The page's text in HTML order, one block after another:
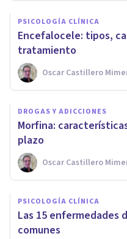
PSICOLOGÍA CLÍNICA
Encefalocele: tipos,
tratamiento
Oscar Castillero
DROGAS Y ADICCIONES
Morfina:
plazo
Oscar Castillero
PSICOLOGÍA CLÍNICA
​Las 15 enfermedades
comunes